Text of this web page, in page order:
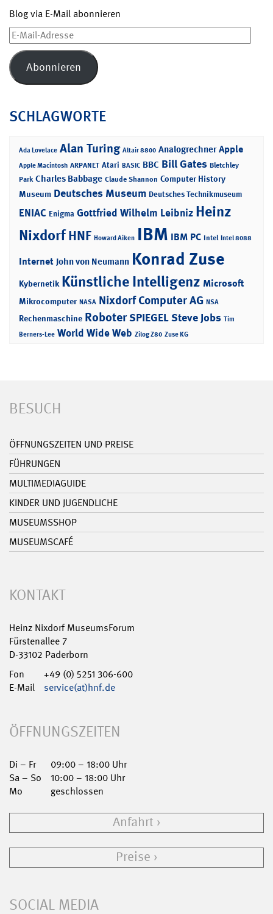
Blog via E-Mail abonnieren
E-
Mail-
Adresse
Abonnieren
SCHLAGWORTE
Ada Lovelace Alan Turing Altair 8800 Analogrechner Apple
Apple Macintosh ARPANET Atari BASIC BBC Bill Gates Bletchley
Park Charles Babbage Claude Shannon Computer History
Museum Deutsches Museum Deutsches Technikmuseum
ENIAC Enigma Gottfried Wilhelm Leibniz Heinz
NixdorfHNF Howard Aiken IBM IBM PC Intel Intel 8088
Internet John von Neumann Konrad Zuse
Kybernetik Künstliche Intelligenz Microsoft
Mikrocomputer NASA Nixdorf Computer AG NSA
Rechenmaschine RoboterSPIEGELSteve Jobs Tim
Berners-Lee World Wide Web Zilog Z80 Zuse KG
BESUCH
ÖFFNUNGSZEITEN UND PREISE
FÜHRUNGEN
MULTIMEDIAGUIDE
KINDER UND JUGENDLICHE
MUSEUMSSHOP
MUSEUMSCAFÉ
KONTAKT
Heinz Nixdorf MuseumsForum
Fürstenallee 7
D-33102 Paderborn
Fon
+49 (0) 5251 306-600
E-Mail
service(at)hnf.de
ÖFFNUNGSZEITEN
Di – Fr
09:00 – 18:00 Uhr
Sa – So
10:00 – 18:00 Uhr
Mo
geschlossen
Anfahrt
Preise
SOCIAL MEDIA